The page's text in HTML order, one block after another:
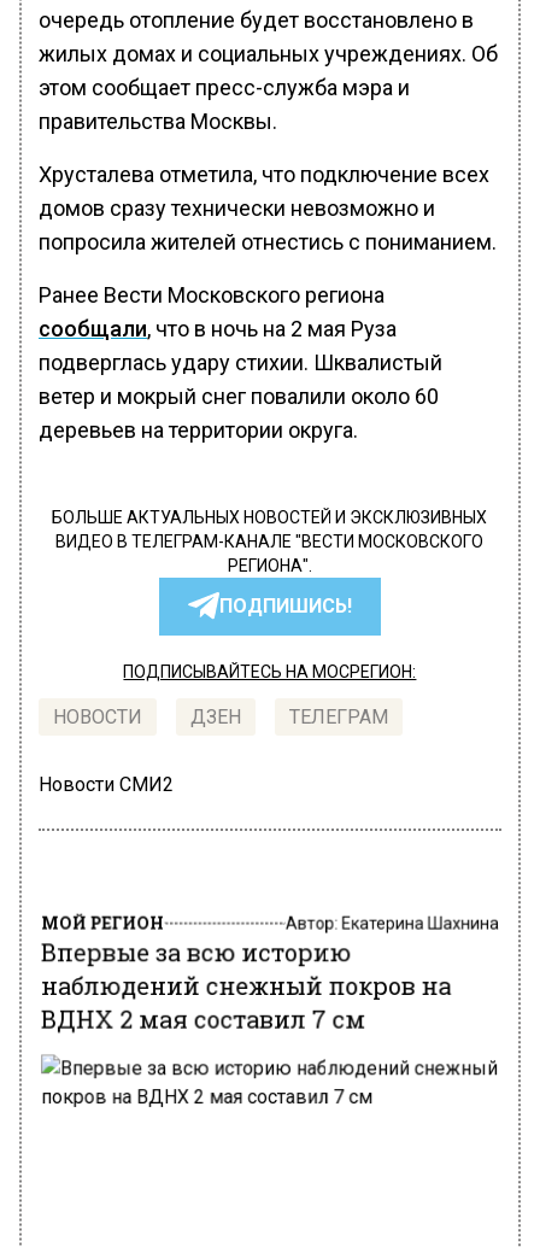
очередь отопление будет восстановлено в
жилых домах и социальных учреждениях. Об
этом сообщает пресс-служба мэра и
правительства Москвы.
Хрусталева отметила, что подключение всех
домов сразу технически невозможно и
попросила жителей отнестись с пониманием.
Ранее Вести Московского региона
сообщали, что в ночь на 2 мая Руза
подверглась удару стихии. Шквалистый
ветер и мокрый снег повалили около 60
деревьев на территории округа.
БОЛЬШЕ АКТУАЛЬНЫХ НОВОСТЕЙ И ЭКСКЛЮЗИВНЫХ
ВИДЕО В ТЕЛЕГРАМ-КАНАЛЕ "ВЕСТИ МОСКОВСКОГО
РЕГИОНА".
ПОДПИШИСЬ!
ПОДПИСЫВАЙТЕСЬ НА МОСРЕГИОН:
НОВОСТИ ДЗЕН ТЕЛЕГРАМ
Новости СМИ2
МОЙ РЕГИОН
Впервые за всю историю
наблюдений снежный покров на
ВДНХ 2 мая составил 7 см